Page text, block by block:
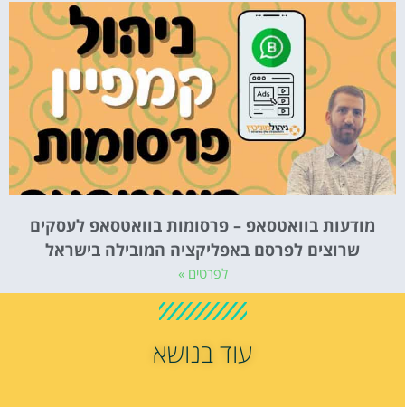
מודעות בוואטסאפ – פרסומות בוואטסאפ לעסקים
שרוצים לפרסם באפליקציה המובילה בישראל
לפרטים »
עוד בנושא